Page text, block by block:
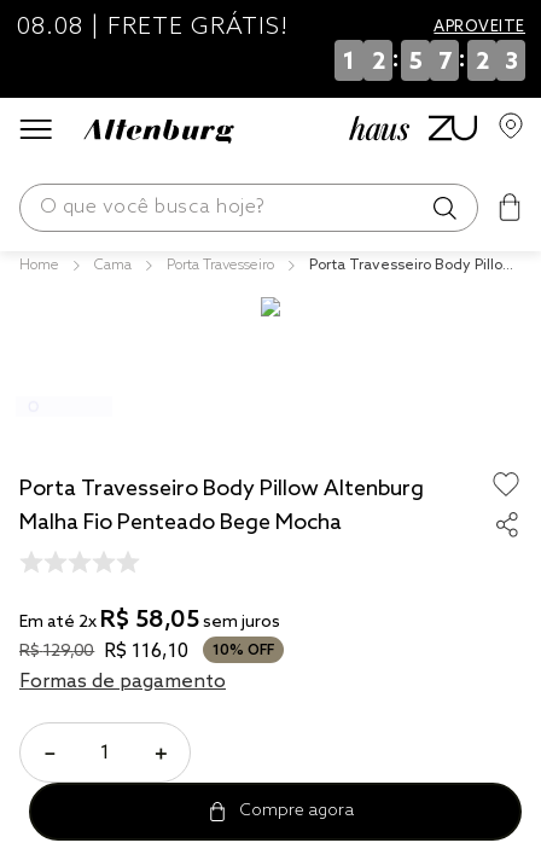
08.08 | FRETE GRÁTIS! APROVEITE
1 2 : 5 7 : 2 2
O que você busca hoje?
Cama Porta Travesseiro
Porta Travesseiro Body Pillow
Porta Travesseiro Body Pillow Altenburg
Malha Fio Penteado Bege Mocha
Em até 2x R$ 58,05sem juros
R$129,00 R$ 116,10 10% OFF
Formas de pagamento
＋
－
travesseiro
cobre leito
cobertor